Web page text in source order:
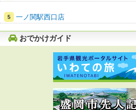
一ノ関駅西口店
おでかけガイド